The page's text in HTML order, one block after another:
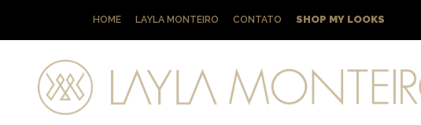
HOME LAYLA MONTEIRO CONTATO SHOP MY LOOKS